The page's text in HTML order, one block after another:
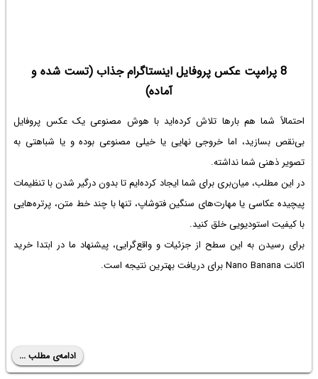
8 پرامپت عکس پروفایل اینستاگرام جذاب (تست شده و
آماده)
احتمالاً شما هم بارها تلاش کرده‌اید با هوش مصنوعی یک عکس پروفایل
بی‌نقص بسازید، اما خروجی نهایی یا خیلی مصنوعی بوده و یا شباهتی به
تصویر ذهنی شما نداشته.
در این مطلب، میان‌بری برای شما ایجاد کرده‌ایم تا بدون درگیر شدن با تنظیمات
پیچیده عکاسی یا مهارت‌های سنگین فتوشاپ، تنها با چند خط متن، پرتره‌هایی
با کیفیت استودیویی خلق کنید.
برای رسیدن به این سطح از جزئیات و واقع‌گرایی، پیشنهاد ما در ابتدا خرید
اکانت Nano Banana برای دریافت بهترین نتیجه است.
ادامه‌ی مطلب ...